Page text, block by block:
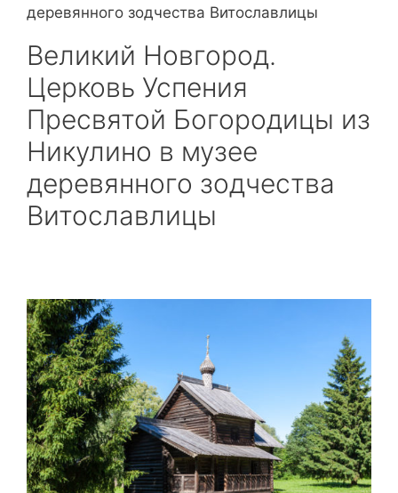
деревянного зодчества Витославлицы
Великий Новгород.
Церковь Успения
Пресвятой Богородицы из
Никулино в музее
деревянного зодчества
Витославлицы